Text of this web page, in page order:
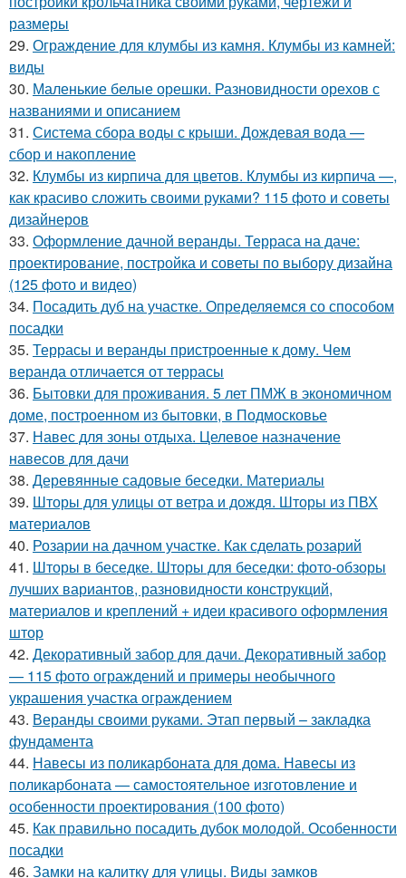
размеры
29. Ограждение для клумбы из камня. Клумбы из камней:
виды
30. Маленькие белые орешки. Разновидности орехов с
названиями и описанием
31. Система сбора воды с крыши. Дождевая вода —
сбор и накопление
32. Клумбы из кирпича для цветов. Клумбы из кирпича —,
как красиво сложить своими руками? 115 фото и советы
дизайнеров
33. Оформление дачной веранды. Терраса на даче:
проектирование, постройка и советы по выбору дизайна
(125 фото и видео)
34. Посадить дуб на участке. Определяемся со способом
посадки
35. Террасы и веранды пристроенные к дому. Чем
веранда отличается от террасы
36. Бытовки для проживания. 5 лет ПМЖ в экономичном
доме, построенном из бытовки, в Подмосковье
37. Навес для зоны отдыха. Целевое назначение
навесов для дачи
38. Деревянные садовые беседки. Материалы
39. Шторы для улицы от ветра и дождя. Шторы из ПВХ
материалов
40. Розарии на дачном участке. Как сделать розарий
41. Шторы в беседке. Шторы для беседки: фото-обзоры
лучших вариантов, разновидности конструкций,
материалов и креплений + идеи красивого оформления
штор
42. Декоративный забор для дачи. Декоративный забор
— 115 фото ограждений и примеры необычного
украшения участка ограждением
43. Веранды своими руками. Этап первый – закладка
фундамента
44. Навесы из поликарбоната для дома. Навесы из
поликарбоната — самостоятельное изготовление и
особенности проектирования (100 фото)
45. Как правильно посадить дубок молодой. Особенности
посадки
46. Замки на калитку для улицы. Виды замков